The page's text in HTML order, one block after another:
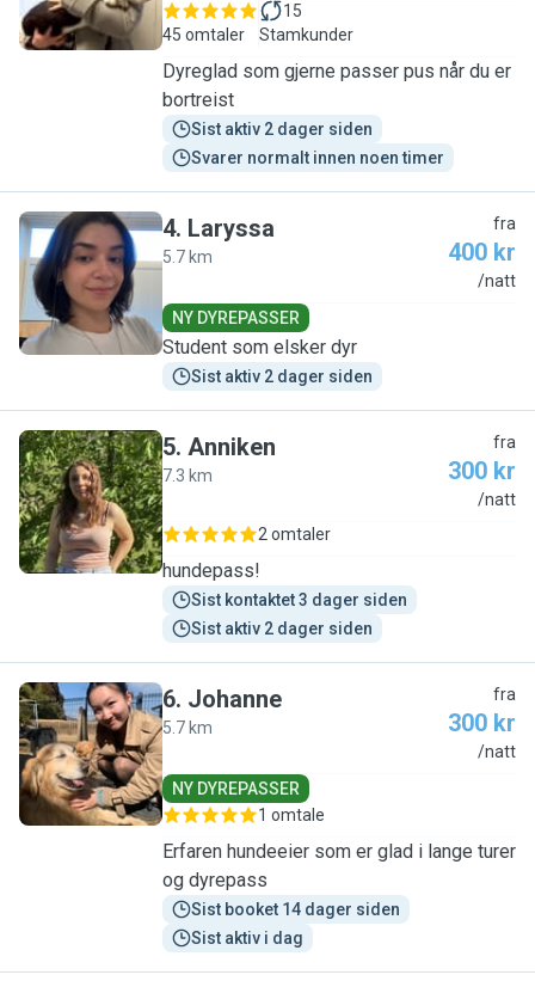
45 omtaler
15
Stamkunder
Dyreglad som gjerne passer pus når du er
bortreist
Sist aktiv 2 dager siden
Svarer normalt innen noen timer
L
4. Laryssa
5.7 km
fra
400 kr
/natt
NY DYREPASSER
Student som elsker dyr
Sist aktiv 2 dager siden
A
5. Anniken
7.3 km
fra
300 kr
/natt
2 omtaler
hundepass!
Sist kontaktet 3 dager siden
Sist aktiv 2 dager siden
J
6. Johanne
5.7 km
fra
300 kr
/natt
NY DYREPASSER
1 omtale
Erfaren hundeeier som er glad i lange turer
og dyrepass
Sist booket 14 dager siden
Sist aktiv i dag